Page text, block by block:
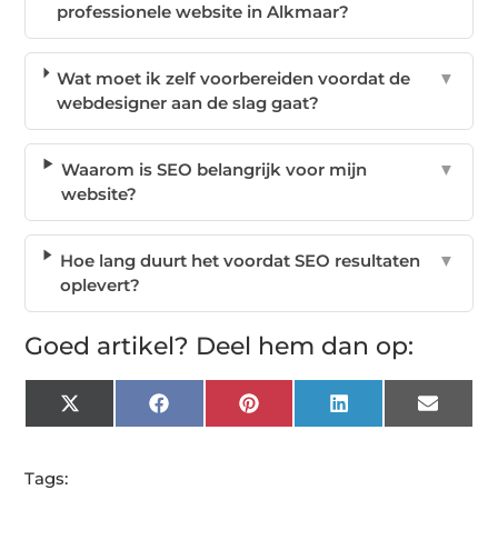
professionele website in Alkmaar?
Wat moet ik zelf voorbereiden voordat de
webdesigner aan de slag gaat?
▼
Waarom is SEO belangrijk voor mijn
website?
▼
Hoe lang duurt het voordat SEO resultaten
oplevert?
▼
Goed artikel? Deel hem dan op:
X
(Twitter)
FacebookPinterest LinkedIn Email
Tags: